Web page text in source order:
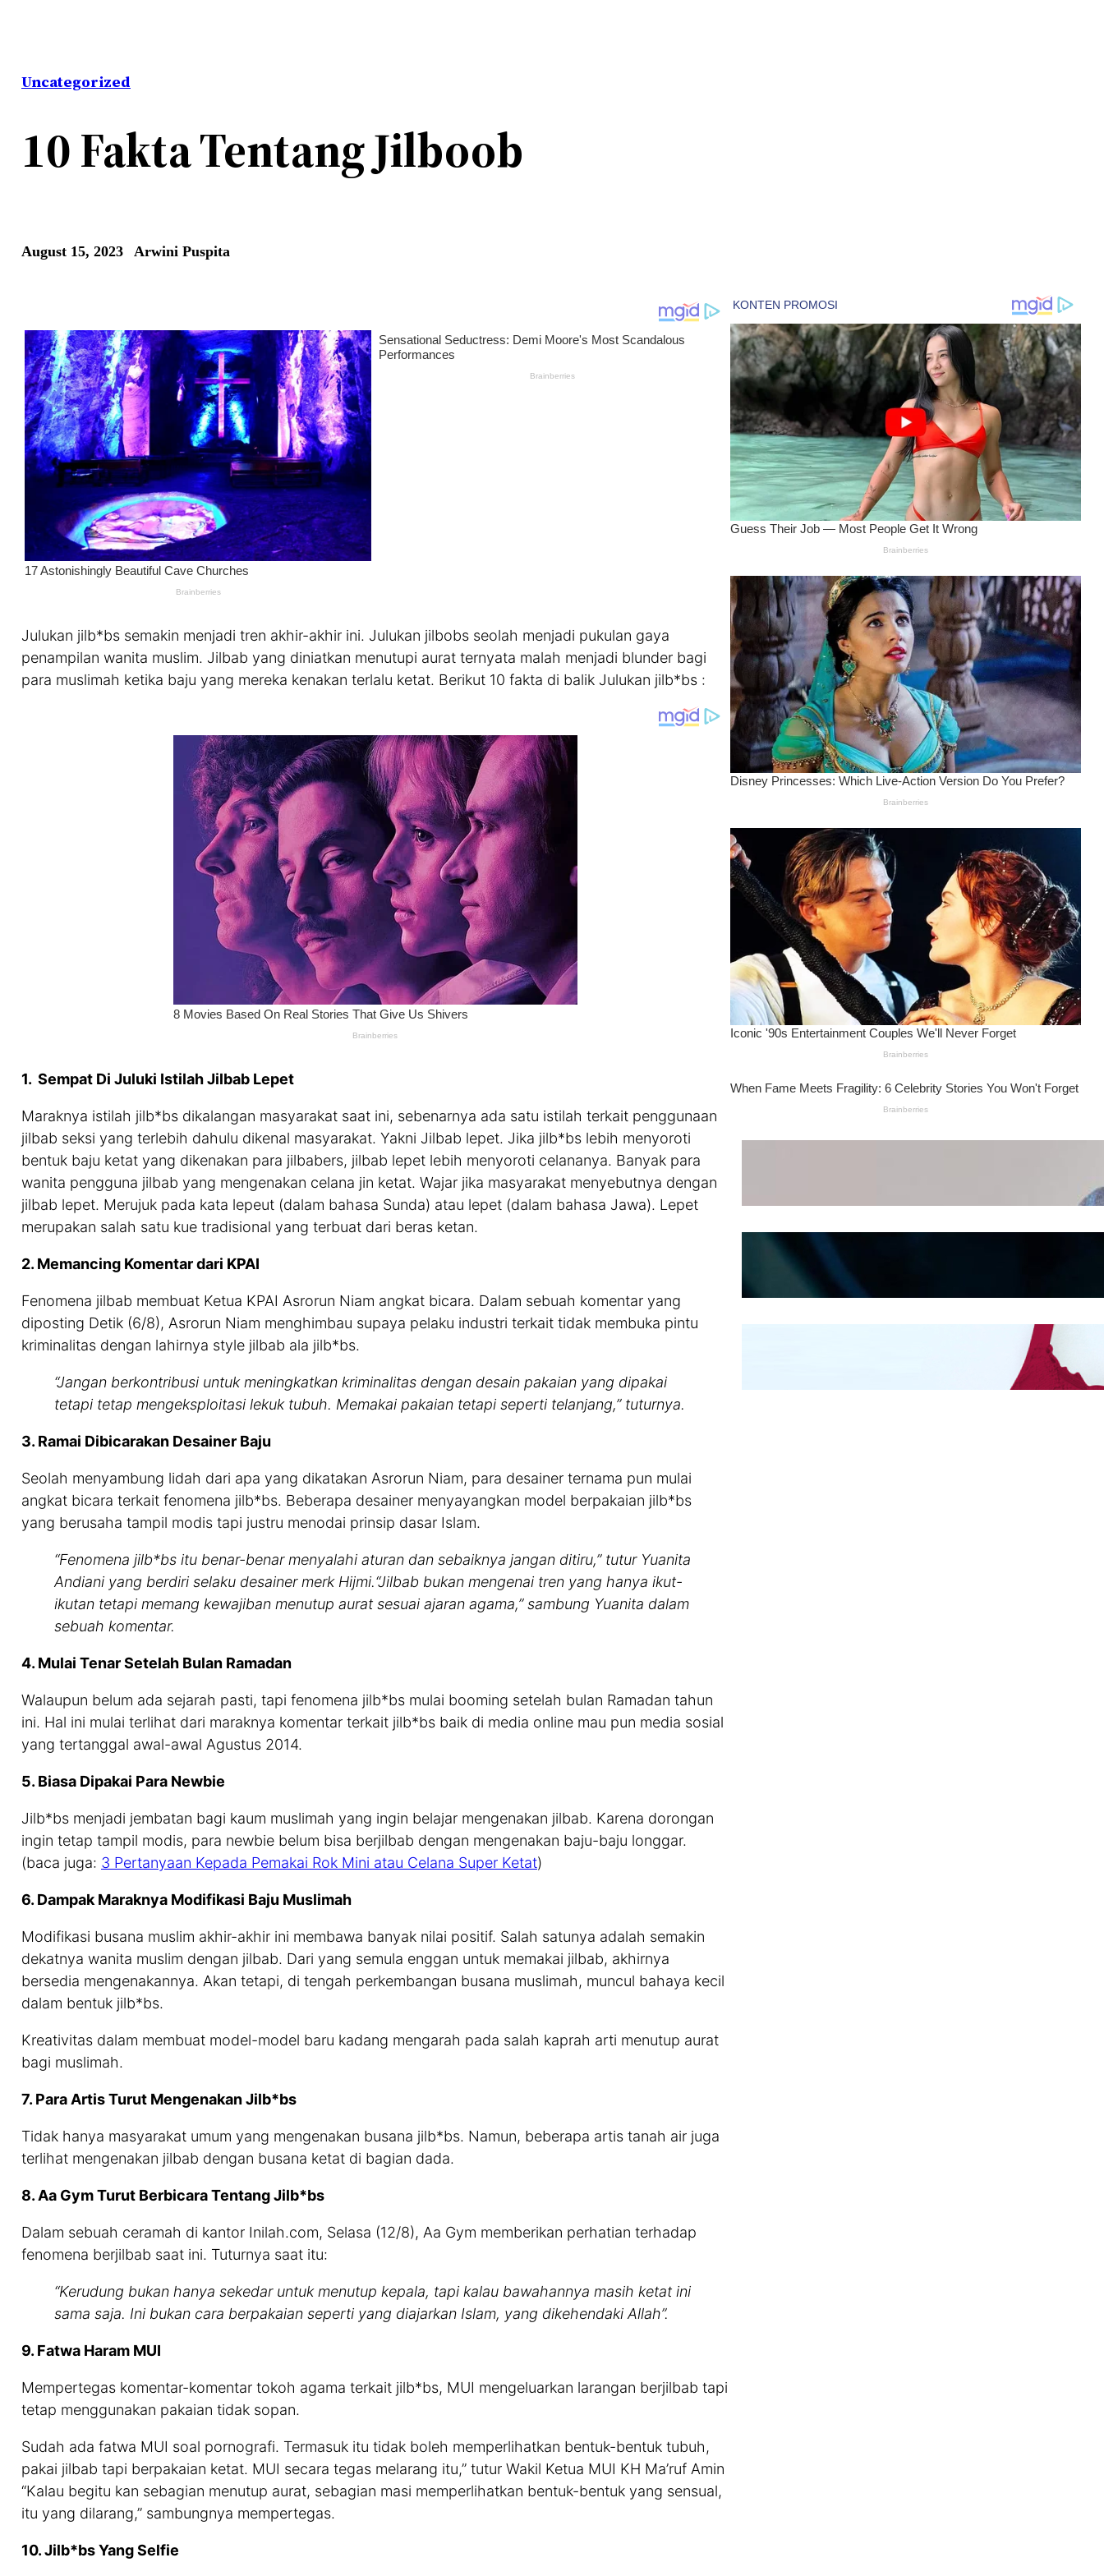
Uncategorized
10 Fakta Tentang Jilboob
August 15, 2023 Arwini Puspita
Julukan jilb*bs semakin menjadi tren akhir-akhir ini. Julukan jilbobs seolah menjadi pukulan gaya
penampilan wanita muslim. Jilbab yang diniatkan menutupi aurat ternyata malah menjadi blunder bagi
para muslimah ketika baju yang mereka kenakan terlalu ketat. Berikut 10 fakta di balik Julukan jilb*bs :
1. Sempat Di Juluki Istilah Jilbab Lepet
Maraknya istilah jilb*bs dikalangan masyarakat saat ini, sebenarnya ada satu istilah terkait penggunaan
jilbab seksi yang terlebih dahulu dikenal masyarakat. Yakni Jilbab lepet. Jika jilb*bs lebih menyoroti
bentuk baju ketat yang dikenakan para jilbabers, jilbab lepet lebih menyoroti celananya. Banyak para
wanita pengguna jilbab yang mengenakan celana jin ketat. Wajar jika masyarakat menyebutnya dengan
jilbab lepet. Merujuk pada kata lepeut (dalam bahasa Sunda) atau lepet (dalam bahasa Jawa). Lepet
merupakan salah satu kue tradisional yang terbuat dari beras ketan.
2. Memancing Komentar dari KPAI
Fenomena jilbab membuat Ketua KPAI Asrorun Niam angkat bicara. Dalam sebuah komentar yang
diposting Detik (6/8), Asrorun Niam menghimbau supaya pelaku industri terkait tidak membuka pintu
kriminalitas dengan lahirnya style jilbab ala jilb*bs.
“Jangan berkontribusi untuk meningkatkan kriminalitas dengan desain pakaian yang dipakai
tetapi tetap mengeksploitasi lekuk tubuh. Memakai pakaian tetapi seperti telanjang,” tuturnya.
3. Ramai Dibicarakan Desainer Baju
Seolah menyambung lidah dari apa yang dikatakan Asrorun Niam, para desainer ternama pun mulai
angkat bicara terkait fenomena jilb*bs. Beberapa desainer menyayangkan model berpakaian jilb*bs
yang berusaha tampil modis tapi justru menodai prinsip dasar Islam.
“Fenomena jilb*bs itu benar-benar menyalahi aturan dan sebaiknya jangan ditiru,” tutur Yuanita
Andiani yang berdiri selaku desainer merk Hijmi.“Jilbab bukan mengenai tren yang hanya ikut-
ikutan tetapi memang kewajiban menutup aurat sesuai ajaran agama,” sambung Yuanita dalam
sebuah komentar.
4. Mulai Tenar Setelah Bulan Ramadan
Walaupun belum ada sejarah pasti, tapi fenomena jilb*bs mulai booming setelah bulan Ramadan tahun
ini. Hal ini mulai terlihat dari maraknya komentar terkait jilb*bs baik di media online mau pun media sosial
yang tertanggal awal-awal Agustus 2014.
5. Biasa Dipakai Para Newbie
Jilb*bs menjadi jembatan bagi kaum muslimah yang ingin belajar mengenakan jilbab. Karena dorongan
ingin tetap tampil modis, para newbie belum bisa berjilbab dengan mengenakan baju-baju longgar.
(baca juga: 3 Pertanyaan Kepada Pemakai Rok Mini atau Celana Super Ketat)
6. Dampak Maraknya Modifikasi Baju Muslimah
Modifikasi busana muslim akhir-akhir ini membawa banyak nilai positif. Salah satunya adalah semakin
dekatnya wanita muslim dengan jilbab. Dari yang semula enggan untuk memakai jilbab, akhirnya
bersedia mengenakannya. Akan tetapi, di tengah perkembangan busana muslimah, muncul bahaya kecil
dalam bentuk jilb*bs.
Kreativitas dalam membuat model-model baru kadang mengarah pada salah kaprah arti menutup aurat
bagi muslimah.
7. Para Artis Turut Mengenakan Jilb*bs
Tidak hanya masyarakat umum yang mengenakan busana jilb*bs. Namun, beberapa artis tanah air juga
terlihat mengenakan jilbab dengan busana ketat di bagian dada.
8. Aa Gym Turut Berbicara Tentang Jilb*bs
Dalam sebuah ceramah di kantor Inilah.com, Selasa (12/8), Aa Gym memberikan perhatian terhadap
fenomena berjilbab saat ini. Tuturnya saat itu:
“Kerudung bukan hanya sekedar untuk menutup kepala, tapi kalau bawahannya masih ketat ini
sama saja. Ini bukan cara berpakaian seperti yang diajarkan Islam, yang dikehendaki Allah”.
9. Fatwa Haram MUI
Mempertegas komentar-komentar tokoh agama terkait jilb*bs, MUI mengeluarkan larangan berjilbab tapi
tetap menggunakan pakaian tidak sopan.
Sudah ada fatwa MUI soal pornografi. Termasuk itu tidak boleh memperlihatkan bentuk-bentuk tubuh,
pakai jilbab tapi berpakaian ketat. MUI secara tegas melarang itu,” tutur Wakil Ketua MUI KH Ma’ruf Amin
“Kalau begitu kan sebagian menutup aurat, sebagian masi memperlihatkan bentuk-bentuk yang sensual,
itu yang dilarang,” sambungnya mempertegas.
10. Jilb*bs Yang Selfie
Wanita Pamer Pakaian
Kepribadian
Mengintip Kepribadian
Wanita Dari Warna Bra